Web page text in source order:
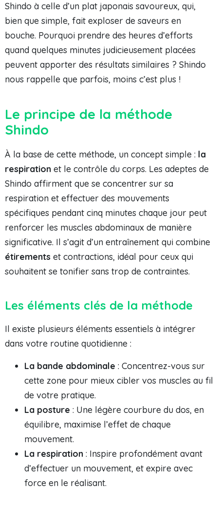
Shindo à celle d’un plat japonais savoureux, qui,
bien que simple, fait exploser de saveurs en
bouche. Pourquoi prendre des heures d’efforts
quand quelques minutes judicieusement placées
peuvent apporter des résultats similaires ? Shindo
nous rappelle que parfois, moins c’est plus !
Le principe de la méthode
Shindo
À la base de cette méthode, un concept simple : la
respiration et le contrôle du corps. Les adeptes de
Shindo affirment que se concentrer sur sa
respiration et effectuer des mouvements
spécifiques pendant cinq minutes chaque jour peut
renforcer les muscles abdominaux de manière
significative. Il s’agit d’un entraînement qui combine
étirements et contractions, idéal pour ceux qui
souhaitent se tonifier sans trop de contraintes.
Les éléments clés de la méthode
Il existe plusieurs éléments essentiels à intégrer
dans votre routine quotidienne :
La bande abdominale : Concentrez-vous sur
cette zone pour mieux cibler vos muscles au fil
de votre pratique.
La posture : Une légère courbure du dos, en
équilibre, maximise l’effet de chaque
mouvement.
La respiration : Inspire profondément avant
d’effectuer un mouvement, et expire avec
force en le réalisant.